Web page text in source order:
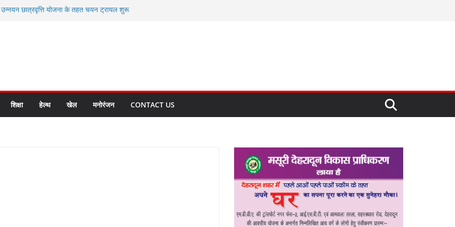
उन्नयन छात्रवृत्ति योजना के तहत चयन ट्रायल शुरू
के लिए अल्मोड़ा की गर्विता भाकुनी का
मित्र कैडेट्स का हुआ है चयन
सबसे बड़ी ताकत : मुख्यमंत्री पुष्कर सिंह धामी
बनाने के संकल्प को करना होगा साकार- मुख्यमंत्री
शिक्षा हेल्थ खेल मनोरंजन CONTACT US